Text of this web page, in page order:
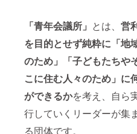
「青年会議所」 とは、 営
を目的とせず純粋に「地
のため」「子どもたちや
こに住む人々のため」に
ができるかを考え、自ら
行していくリーダーが集ま
る団体です。